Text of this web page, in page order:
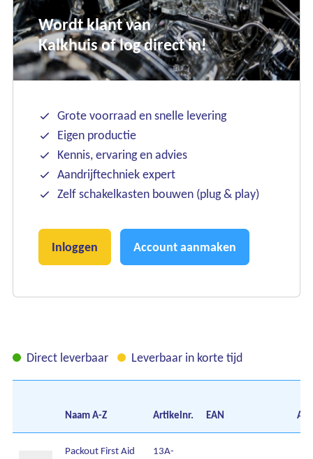
Wordt klant van
Kalkhuis of log direct in!
Grote voorraad en snelle levering
Eigen productie
Kennis, ervaring en advies
Aandrijftechniek expert
Zelf schakelkasten bouwen (plug & play)
Inloggen Account aanmaken
Direct leverbaar Leverbaar in korte tijd
NaamA-Z Artikelnr. EAN
Packout First Aid
13A-